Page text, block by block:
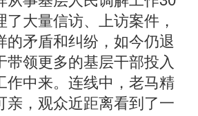
大量信访、上访案件，
的矛盾和纠纷，如今仍退
带领更多的基层干部投入
作中来。连线中，老马精
亲，观众近距离看到了一